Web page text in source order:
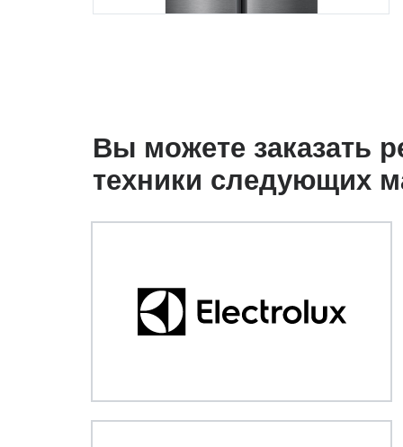
Вы можете заказать
техники следующих